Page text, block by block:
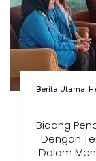
Berita Utama
Bidang
Dengan
Dalam